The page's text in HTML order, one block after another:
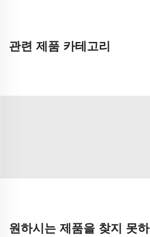
관련 제품 카테고리
원하시는 제품을 찾지 못하